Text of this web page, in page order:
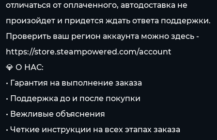
отличаться от оплаченного, автодоставка не
произойдет и придется ждать ответа поддержки.
Проверить ваш регион аккаунта можно здесь -
https://store.steampowered.com/account
💎 О НАС:
• Гарантия на выполнение заказа
• Поддержка до и после покупки
• Вежливые объяснения
• Четкие инструкции на всех этапах заказа